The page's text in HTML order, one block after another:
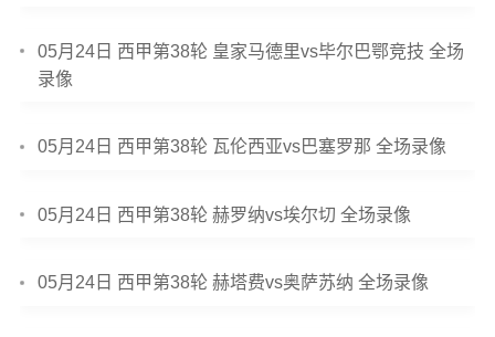
05月24日 西甲第38轮 皇家马德里vs毕尔巴鄂竞技 全场
录像
05月24日 西甲第38轮 瓦伦西亚vs巴塞罗那 全场录像
05月24日 西甲第38轮 赫罗纳vs埃尔切 全场录像
05月24日 西甲第38轮 赫塔费vs奥萨苏纳 全场录像